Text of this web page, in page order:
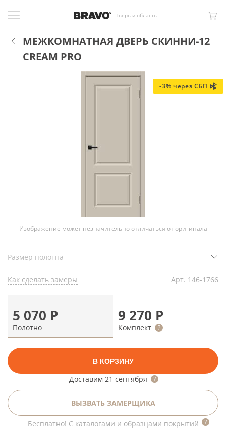
Тверь и область
МЕЖКОМНАТНАЯ ДВЕРЬ СКИННИ-12
CREAM PRO
-3% через СБП
Изображение может незначительно отличаться от оригинала
Как сделать замеры Арт. 146-1766
5 070 Р
Полотно
9 270 Р
Комплект
В КОРЗИНУ
Доставим 21 сентября
ВЫЗВАТЬ ЗАМЕРЩИКА
Бесплатно! С каталогами и образцами покрытий